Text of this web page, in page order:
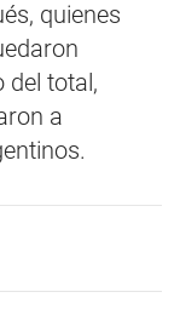
quienes
del total,
a